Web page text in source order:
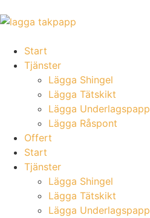
Start
Tjänster
Lägga Shingel
Lägga Tätskikt
Lägga Underlagspapp
Lägga Råspont
Offert
Start
Tjänster
Lägga Shingel
Lägga Tätskikt
Lägga Underlagspapp